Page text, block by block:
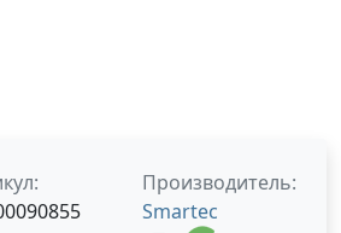
Производитель:
Smartec